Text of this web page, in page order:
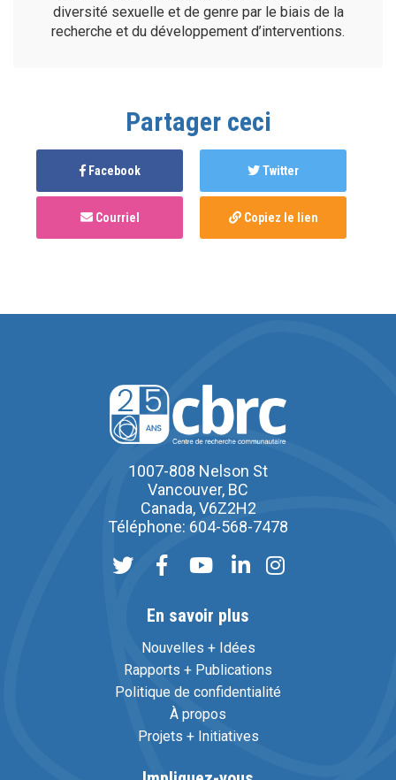
diversité sexuelle et de genre par le biais de la
recherche et du développement d’interventions.
Partager ceci
Facebook Twitter
Courriel Copiez le lien
1007-808 Nelson St
Vancouver, BC
Canada, V6Z2H2
Téléphone: 604-568-7478
En savoir plus
Nouvelles + Idées
Rapports + Publications
Politique de confidentialité
À propos
Projets + Initiatives